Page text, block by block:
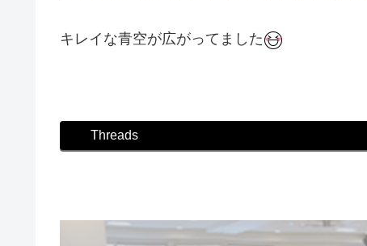
キレイな青空が広がってました
Threads